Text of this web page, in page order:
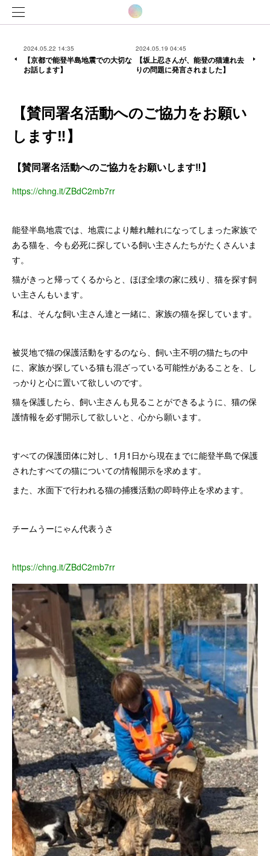
2024.05.22 14:35
【京都で能登半島地震での大切な
お話します】
2024.05.19 04:45
【坂上忍さんが、能登の猫連れ去
りの問題に発言されました】
【賛同署名活動へのご協力をお願い
します‼️】
【賛同署名活動へのご協力をお願いします‼️】
https://chng.it/ZBdC2mb7rr
能登半島地震では、地震により離れ離れになってしまった家族で
ある猫を、今も必死に探している飼い主さんたちがたくさんいま
す。
猫がきっと帰ってくるからと、ほぼ全壊の家に残り、猫を探す飼
い主さんもいます。
私は、そんな飼い主さん達と一緒に、家族の猫を探しています。
被災地で猫の保護活動をするのなら、飼い主不明の猫たちの中
に、家族が探している猫も混ざっている可能性があることを、し
っかりと心に置いて欲しいのです。
猫を保護したら、飼い主さんも見ることができるように、猫の保
護情報を必ず開示して欲しいと、心から願います。
すべての保護団体に対し、1月1日から現在までに能登半島で保護
されたすべての猫についての情報開示を求めます。
また、水面下で行われる猫の捕獲活動の即時停止を求めます。
チームうーにゃん代表うさ
https://chng.it/ZBdC2mb7rr